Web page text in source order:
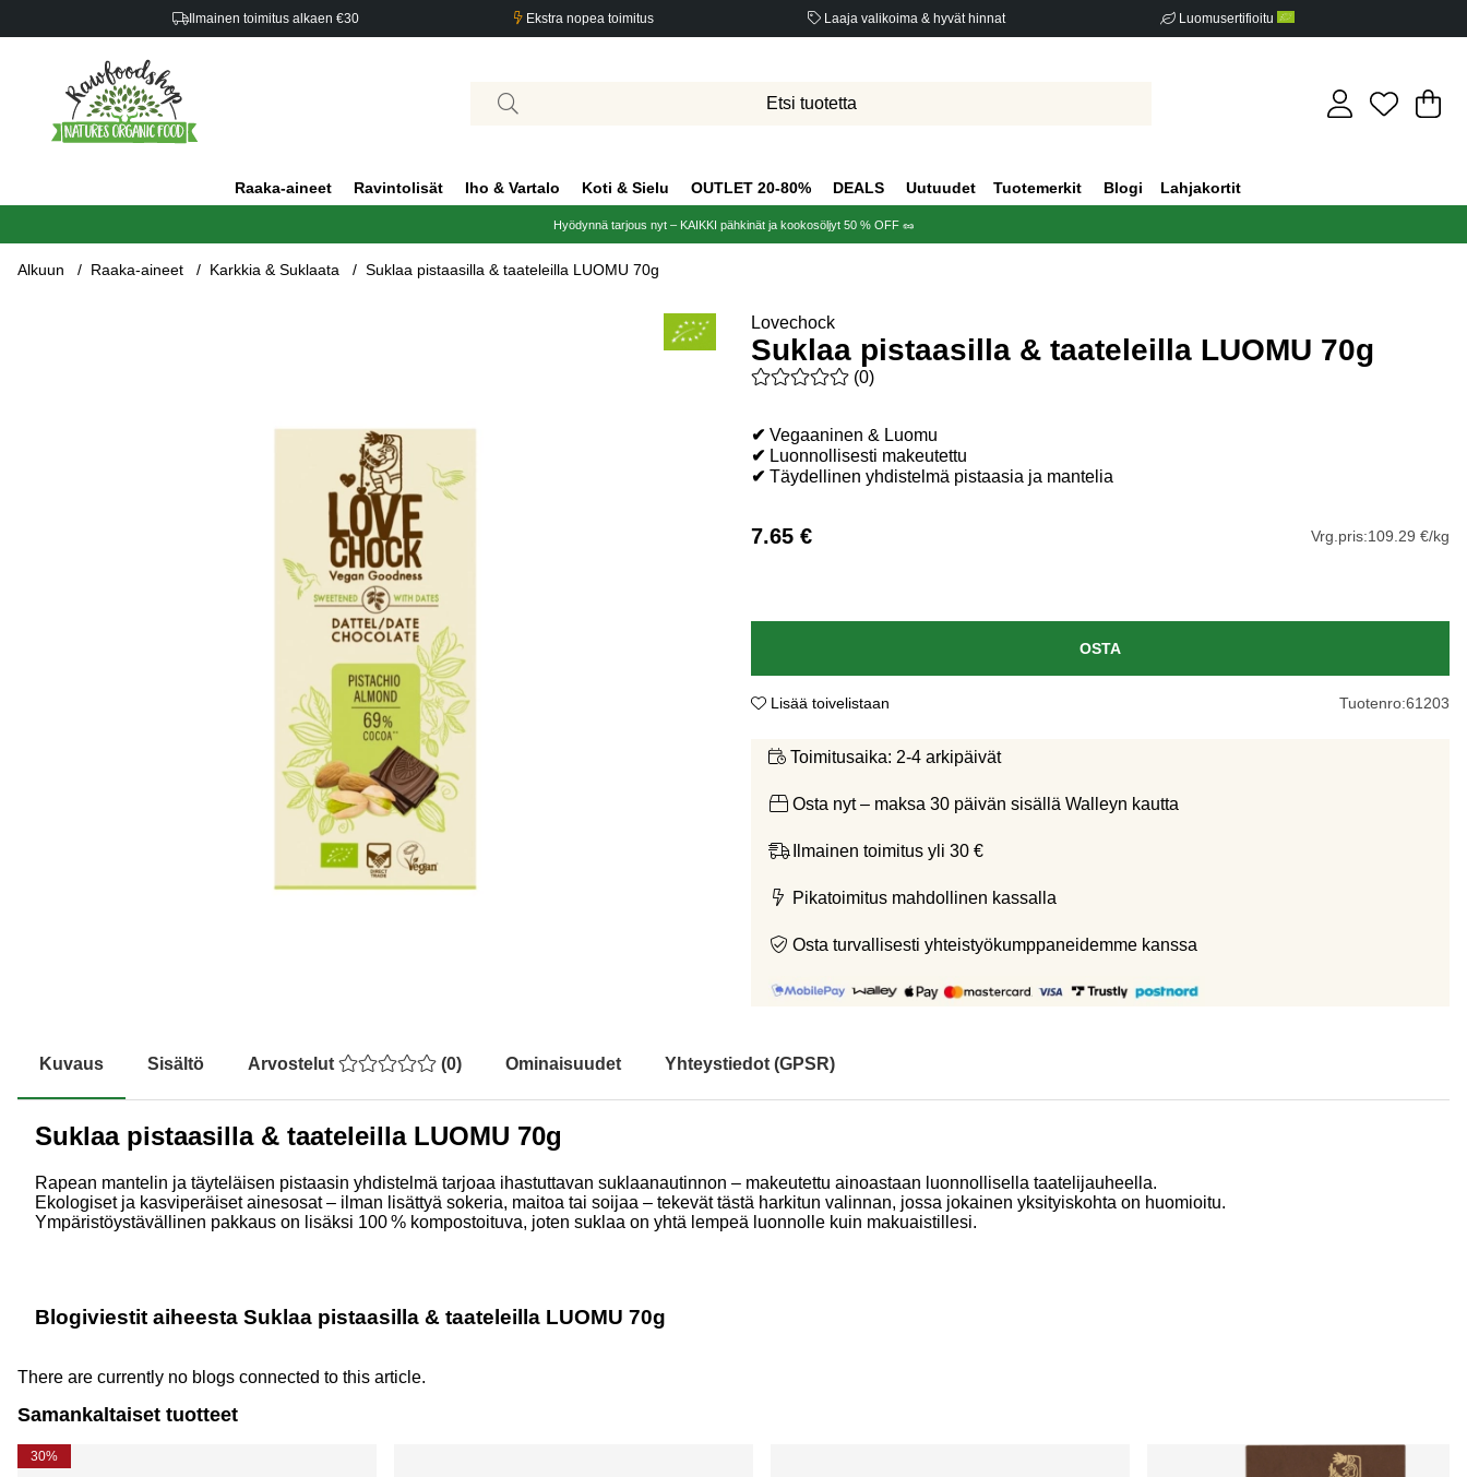
Ilmainen toimitus alkaen €30 Ekstra nopea toimitus Laaja valikoima & hyvät hinnat Luomusertifioitu
.
Raaka-aineet Ravintolisät Iho & Vartalo Koti & Sielu OUTLET 20-80% DEALS Uutuudet Tuotemerkit Blogi Lahjakortit
Hyödynnä tarjous nyt – KAIKKI pähkinät ja kookosöljyt 50 % OFF 🥜
Alkuun Raaka-aineet Karkkia & Suklaata Suklaa pistaasilla & taateleilla LUOMU 70g
Lovechock
Suklaa pistaasilla & taateleilla LUOMU 70g
Keskiarvoluokitus 0 / 5 Arvioiden määrä 0
(0)
✔ Vegaaninen & Luomu
✔ Luonnollisesti makeutettu
✔ Täydellinen yhdistelmä pistaasia ja mantelia
7.65 € Vrg.pris:109.29 €/kg
OSTA
Lisää toivelistaan Tuotenro:61203
Toimitusaika: 2-4 arkipäivät
Osta nyt – maksa 30 päivän sisällä Walleyn kautta
Ilmainen toimitus yli 30 €
Pikatoimitus mahdollinen kassalla
Osta turvallisesti yhteistyökumppaneidemme kanssa
Kuvaus Sisältö Arvostelut (0) Ominaisuudet Yhteystiedot (GPSR)
Suklaa pistaasilla & taateleilla LUOMU 70g
Rapean mantelin ja täyteläisen pistaasin yhdistelmä tarjoaa ihastuttavan suklaanautinnon – makeutettu ainoastaan luonnollisella taatelijauheella.
Ekologiset ja kasviperäiset ainesosat – ilman lisättyä sokeria, maitoa tai soijaa – tekevät tästä harkitun valinnan, jossa jokainen yksityiskohta on huomioitu.
Ympäristöystävällinen pakkaus on lisäksi 100 % kompostoituva, joten suklaa on yhtä lempeä luonnolle kuin makuaistillesi.
Blogiviestit aiheesta Suklaa pistaasilla & taateleilla LUOMU 70g
There are currently no blogs connected to this article.
Samankaltaiset tuotteet
30%